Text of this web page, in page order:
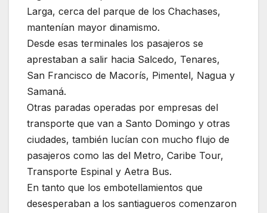
Larga, cerca del parque de los Chachases,
mantenían mayor dinamismo.
Desde esas terminales los pasajeros se
aprestaban a salir hacia Salcedo, Tenares,
San Francisco de Macorís, Pimentel, Nagua y
Samaná.
Otras paradas operadas por empresas del
transporte que van a Santo Domingo y otras
ciudades, también lucían con mucho flujo de
pasajeros como las del Metro, Caribe Tour,
Transporte Espinal y Aetra Bus.
En tanto que los embotellamientos que
desesperaban a los santiagueros comenzaron